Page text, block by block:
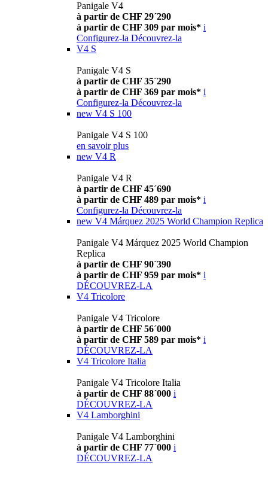
Panigale V4
à partir de CHF 29´290
à partir de CHF 309 par mois* i
Configurez-la Découvrez-la
V4 S
Panigale V4 S
à partir de CHF 35´290
à partir de CHF 369 par mois* i
Configurez-la Découvrez-la
new V4 S 100
Panigale V4 S 100
en savoir plus
new V4 R
Panigale V4 R
à partir de CHF 45´690
à partir de CHF 489 par mois* i
Configurez-la Découvrez-la
new V4 Márquez 2025 World Champion Replica
Panigale V4 Márquez 2025 World Champion
Replica
à partir de CHF 90´390
à partir de CHF 959 par mois* i
DÉCOUVREZ-LA
V4 Tricolore
Panigale V4 Tricolore
à partir de CHF 56´000
à partir de CHF 589 par mois* i
DÉCOUVREZ-LA
V4 Tricolore Italia
Panigale V4 Tricolore Italia
à partir de CHF 88´000 i
DÉCOUVREZ-LA
V4 Lamborghini
Panigale V4 Lamborghini
à partir de CHF 77´000 i
DÉCOUVREZ-LA